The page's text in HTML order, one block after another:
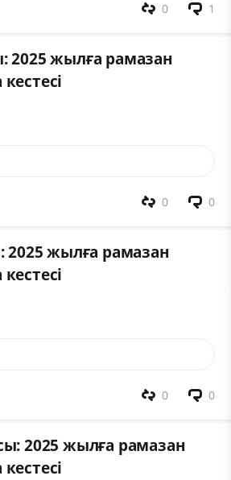
1
0
2025 жылға рамазан
0
0
2025 жылға рамазан
0
0
2025 жылға рамазан